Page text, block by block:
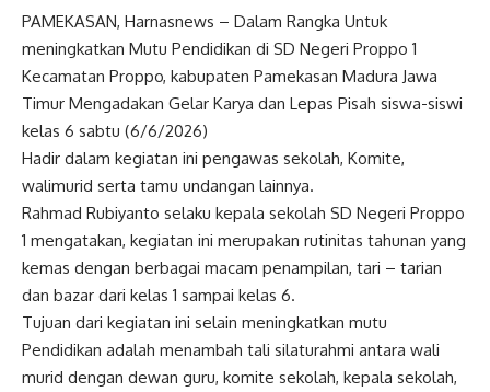
PAMEKASAN, Harnasnews – Dalam Rangka Untuk
meningkatkan Mutu Pendidikan di SD Negeri Proppo 1
Kecamatan Proppo, kabupaten Pamekasan Madura Jawa
Timur Mengadakan Gelar Karya dan Lepas Pisah siswa-siswi
kelas 6 sabtu (6/6/2026)
Hadir dalam kegiatan ini pengawas sekolah, Komite,
walimurid serta tamu undangan lainnya.
Rahmad Rubiyanto selaku kepala sekolah SD Negeri Proppo
1 mengatakan, kegiatan ini merupakan rutinitas tahunan yang
kemas dengan berbagai macam penampilan, tari – tarian
dan bazar dari kelas 1 sampai kelas 6.
Tujuan dari kegiatan ini selain meningkatkan mutu
Pendidikan adalah menambah tali silaturahmi antara wali
murid dengan dewan guru, komite sekolah, kepala sekolah,